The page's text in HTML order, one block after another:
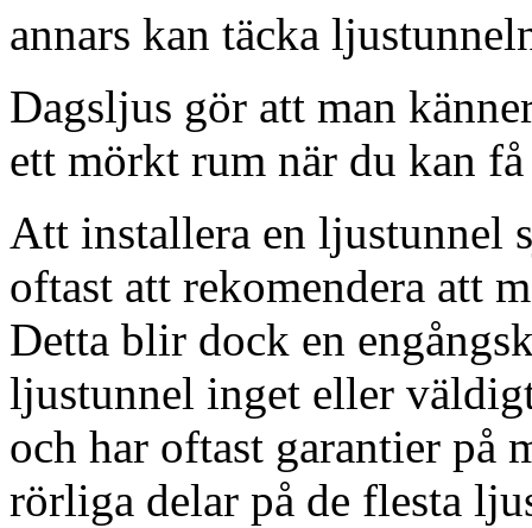
annars kan täcka
Dagsljus gör att man
ett mörkt rum när du kan
Att installera en ljustunnel
oftast att rekomendera att
Detta blir dock en
ljustunnel inget eller
och har oftast garantier på
rörliga delar på de flesta